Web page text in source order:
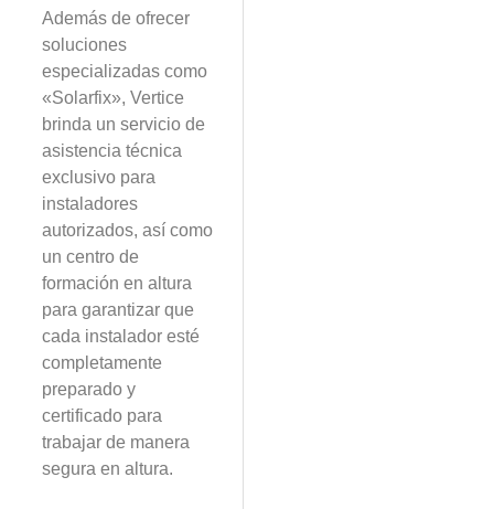
Además de ofrecer
soluciones
especializadas como
«Solarfix», Vertice
brinda un servicio de
asistencia técnica
exclusivo para
instaladores
autorizados, así como
un centro de
formación en altura
para garantizar que
cada instalador esté
completamente
preparado y
certificado para
trabajar de manera
segura en altura.